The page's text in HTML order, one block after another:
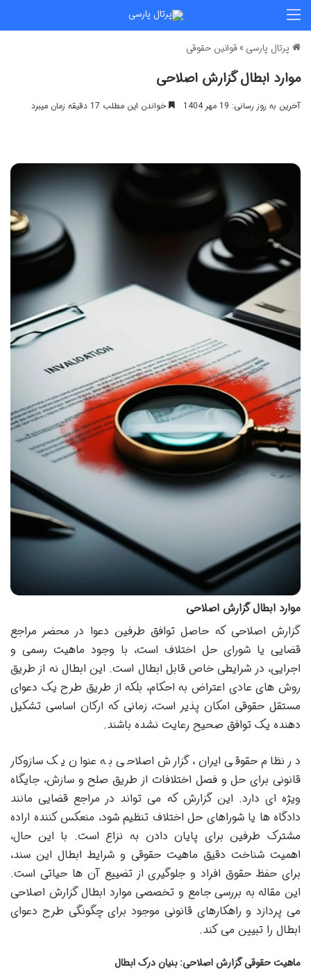
پرتال پارسی »قوانین حقوقی
موارد ابطال گزارش اصلاحی
آخرین به روز رسانی: 19 مهر 1404 خواندن این مطلب 17 دقیقه زمان میبرد
موارد ابطال گزارش اصلاحی
گزارش اصلاحی که حاصل توافق طرفین دعوا در محضر مراجع
قضایی یا شورای حل اختلاف است، با وجود ماهیت رسمی و
اجرایی، در شرایطی خاص قابل ابطال است. این ابطال نه از طریق
روش های عادی اعتراض به احکام، بلکه از طریق طرح یک دعوای
مستقل حقوقی امکان پذیر است، زمانی که ارکان اساسی تشکیل
دهنده یک توافق صحیح رعایت نشده باشند.
در نظام حقوقی ایران، گزارش اصلاحی به عنوان یک سازوکار
قانونی برای حل و فصل اختلافات از طریق صلح و سازش، جایگاه
ویژه ای دارد. این گزارش که می تواند در مراجع قضایی مانند
دادگاه ها یا شوراهای حل اختلاف تنظیم شود، منعکس کننده اراده
مشترک طرفین برای پایان دادن به نزاع است. با این حال،
اهمیت شناخت دقیق ماهیت حقوقی و شرایط ابطال این سند،
برای حفظ حقوق افراد و جلوگیری از تضییع آن ها حیاتی است.
این مقاله به بررسی جامع و تخصصی موارد ابطال گزارش اصلاحی
می پردازد و راهکارهای قانونی موجود برای چگونگی طرح دعوای
ابطال را تبیین می کند.
ماهیت حقوقی گزارش اصلاحی: بنیان درک ابطال